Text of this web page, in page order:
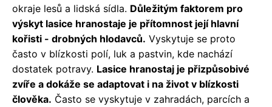
okraje lesů a lidská sídla. Důležitým faktorem pro
výskyt lasice hranostaje je přítomnost její hlavní
kořisti - drobných hlodavců. Vyskytuje se proto
často v blízkosti polí, luk a pastvin, kde nachází
dostatek potravy. Lasice hranostaj je přizpůsobivé
zvíře a dokáže se adaptovat i na život v blízkosti
člověka. Často se vyskytuje v zahradách, parcích a